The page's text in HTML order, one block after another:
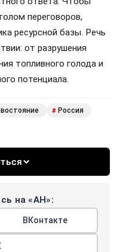
переговоров,
ресурсной базы. Речь
от разрушения
топливного голода и
потенциала.
# Россия
на «АН»:
ВКонтакте